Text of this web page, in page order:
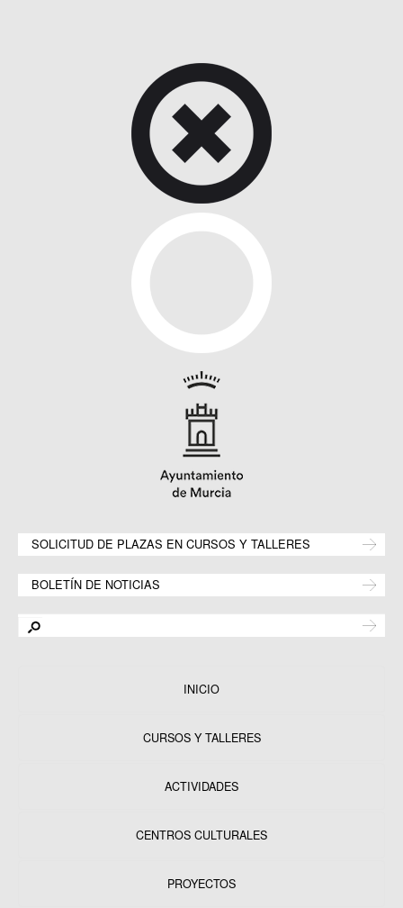
SOLICITUD DE PLAZAS EN CURSOS Y TALLERES
BOLETÍN DE NOTICIAS
INICIO
CURSOS Y TALLERES
ACTIVIDADES
CENTROS CULTURALES
PROYECTOS